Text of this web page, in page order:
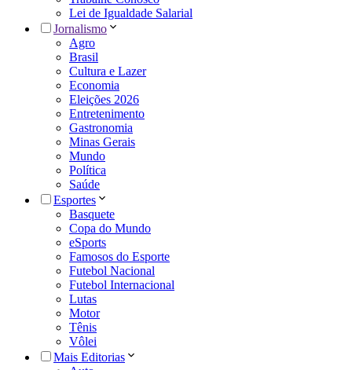
Lei de Igualdade Salarial
Jornalismo
Agro
Brasil
Cultura e Lazer
Economia
Eleições 2026
Entretenimento
Gastronomia
Minas Gerais
Mundo
Política
Saúde
Esportes
Basquete
Copa do Mundo
eSports
Famosos do Esporte
Futebol Nacional
Futebol Internacional
Lutas
Motor
Tênis
Vôlei
Mais Editorias